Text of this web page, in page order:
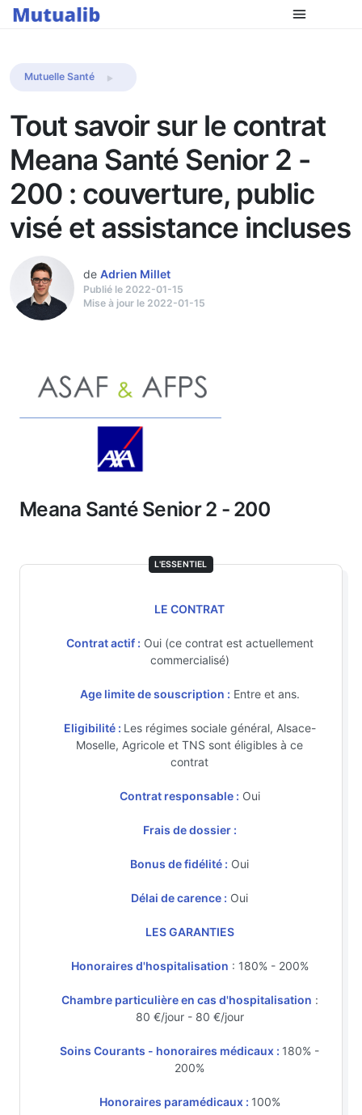
Comparer les mutuelles
Mutuelle Santé
Tout savoir sur le contrat
Meana Santé Senior 2 -
200 : couverture, public
visé et assistance incluses
de Adrien Millet
Publié le 2022-01-15
Mise à jour le 2022-01-15
Meana Santé Senior 2 - 200
L'ESSENTIEL
LE CONTRAT
Contrat actif : Oui (ce contrat est actuellement
commercialisé)
Age limite de souscription : Entre et ans.
Eligibilité : Les régimes sociale général, Alsace-
Moselle, Agricole et TNS sont éligibles à ce
contrat
Contrat responsable : Oui
Frais de dossier :
Bonus de fidélité : Oui
Délai de carence : Oui
LES GARANTIES
Honoraires d'hospitalisation : 180% - 200%
Chambre particulière en cas d'hospitalisation :
80 €/jour - 80 €/jour
Soins Courants - honoraires médicaux : 180% -
200%
Honoraires paramédicaux : 100%